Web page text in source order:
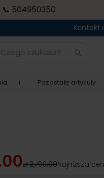
504950350
Kontakt
szukasz?
Pozostałe artykuły
zł 2,799.00Najniższa